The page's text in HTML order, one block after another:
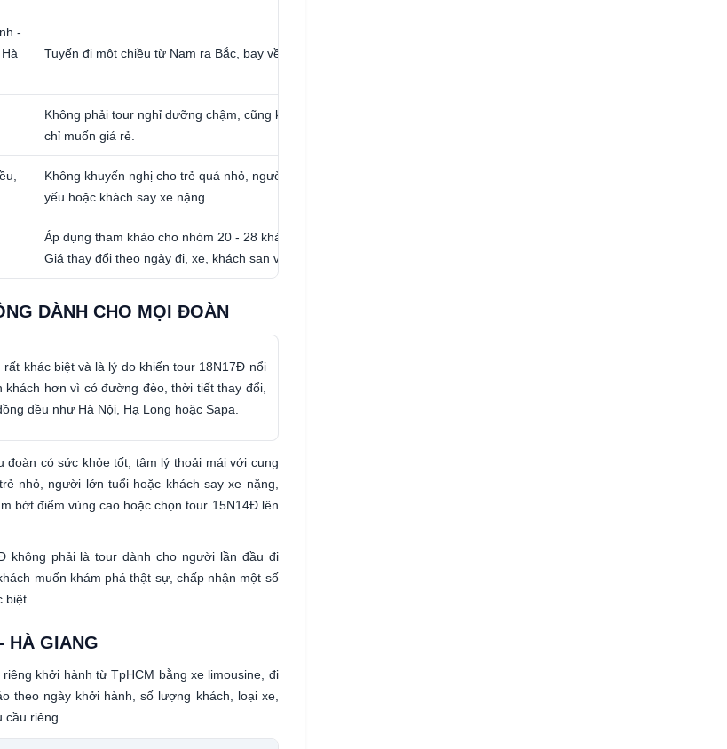
-
Tuyến đi một chiều từ Nam ra Bắc, bay về từ Hà Nội.
Không phải tour nghỉ dưỡng chậm, cũng không phù hợp khách
chỉ muốn giá rẻ.
Không khuyến nghị cho trẻ quá nhỏ, người lớn tuổi sức khỏe
yếu hoặc khách say xe nặng.
Áp dụng tham khảo cho nhóm 20 - 28 khách, tiêu chuẩn 3 sao.
Giá thay đổi theo ngày đi, xe, khách sạn và dịch vụ thực tế.
DÀNH CHO MỌI ĐOÀN
rất khác biệt và là lý do khiến tour 18N17Đ nổi
hơn vì có đường đèo, thời tiết thay đổi,
đều như Hà Nội, Hạ Long hoặc Sapa.
đoàn có sức khỏe tốt, tâm lý thoải mái với cung
nhỏ, người lớn tuổi hoặc khách say xe nặng,
bớt điểm vùng cao hoặc chọn tour 15N14Đ lên
không phải là tour dành cho người lần đầu đi
muốn khám phá thật sự, chấp nhận một số
biệt.
HÀ GIANG
khởi hành từ TpHCM bằng xe limousine, đi
theo ngày khởi hành, số lượng khách, loại xe,
riêng.